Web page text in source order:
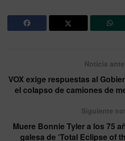
Noticia
VOX exige respuestas al
el colapso de camiones de
Siguiente
Muere Bonnie Tyler a los 75
galesa de ‘Total Eclipse of